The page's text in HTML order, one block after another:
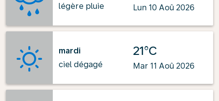
légère pluie
Lun 10 Aoû 2026
mardi
ciel dégagé
21°C
Mar 11 Aoû 2026